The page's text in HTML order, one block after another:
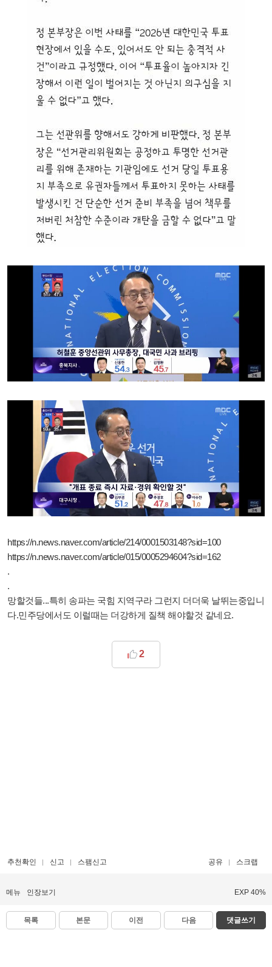
https://n.news.naver.com/article/214/0001503148?sid=100
https://n.news.naver.com/article/015/0005294604?sid=162
.
.
망할것들...특히 송파는 국힘 지역구라 그런지 더더욱 날뛰는중입니
다.민주당에서도 이럴때는 더강하게 질책 해야할것 같네요.
2
추천확인 신고 스팸신고 공유 스크랩
메뉴 인장보기 EXP 40%
목록 본문 이전 다음 댓글쓰기